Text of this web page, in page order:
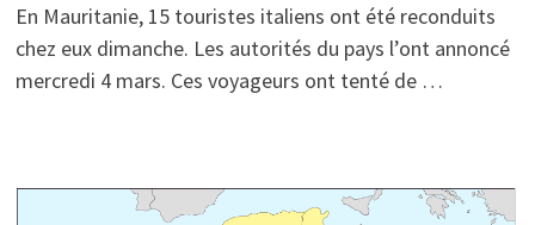
En Mauritanie, 15 touristes italiens ont été reconduits
chez eux dimanche. Les autorités du pays l’ont annoncé
mercredi 4 mars. Ces voyageurs ont tenté de …